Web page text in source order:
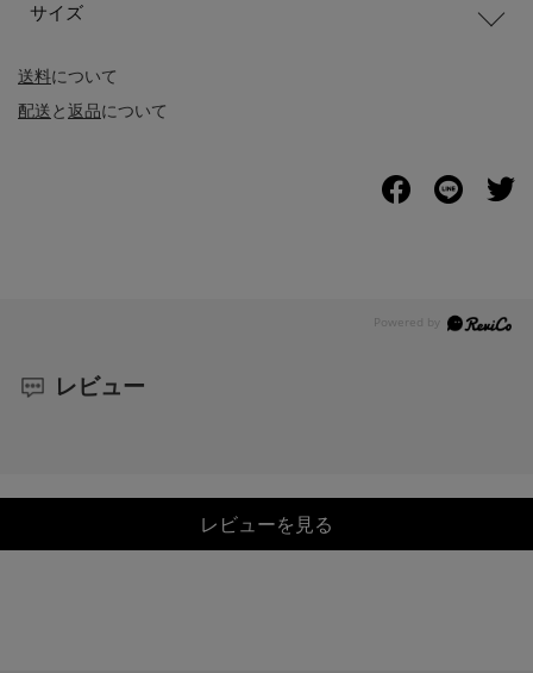
送料について
配送と返品について
サイズ
レビュー
レビューを見る